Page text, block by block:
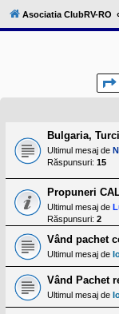
l
u
t
a
t
a
p
o
s
e
s
o
r
l
o
r
Asociatia ClubRV-RO
Bulgaria,
Ultimul mesaj de
Răspunsuri: 15
Propuneri
Ultimul mesaj de
Răspunsuri: 2
Vând pachet
Ultimul mesaj de
Vând Pachet
Ultimul mesaj de